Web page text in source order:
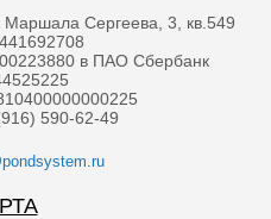
Маршала Сергеева, 3, кв.549
в ПАО Сбербанк
590-62-49